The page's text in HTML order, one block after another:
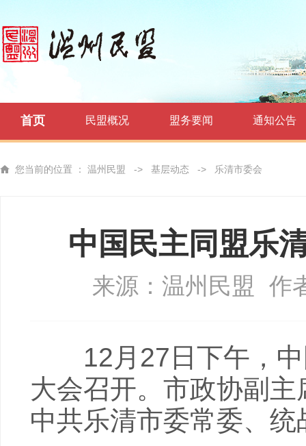
首页 民盟概况 盟务要闻 通知公告
您当前的位置 ： 温州民盟 -> 基层动态 -> 乐清市委会
中国民主同盟乐
来源：温州民盟 作
12月27日下午，中
大会召开。市政协副
中共乐清市委常委、